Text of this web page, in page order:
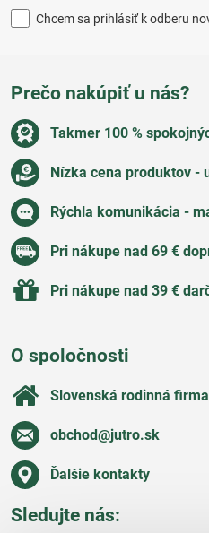
Chcem sa prihlásiť k odberu
Prečo nakúpiť u nás?
Takmer 100 %
Nízka cena produktov -
Rýchla komunikácia -
Pri nákupe nad 69 €
Pri nákupe nad 39 €
O spoločnosti
Slovenská rodinná firma
obchod​@jutro​.sk
Ďalšie kontakty
Sledujte nás: